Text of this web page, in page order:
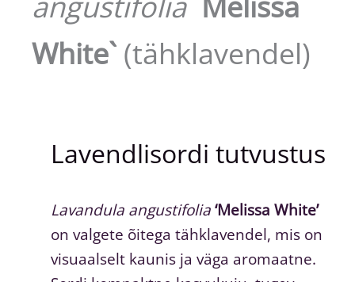
White` (tähklavendel)
Lavendlisordi tutvustus
Lavandula angustifolia‘Melissa White’
on valgete õitega tähklavendel, mis on
visuaalselt kaunis ja väga aromaatne.